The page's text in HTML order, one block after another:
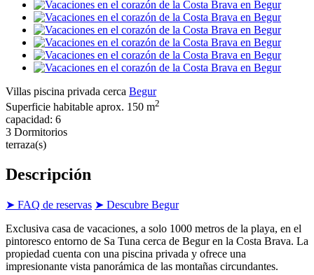
Villas piscina privada cerca Begur
Superficie habitable aprox. 150 m2
capacidad: 6
3 Dormitorios
terraza(s)
Descripción
➤ FAQ de reservas ➤ Descubre Begur
Exclusiva casa de vacaciones, a solo 1000 metros de la playa, en el
pintoresco entorno de Sa Tuna cerca de Begur en la Costa Brava. La
propiedad cuenta con una piscina privada y ofrece una
impresionante vista panorámica de las montañas circundantes.